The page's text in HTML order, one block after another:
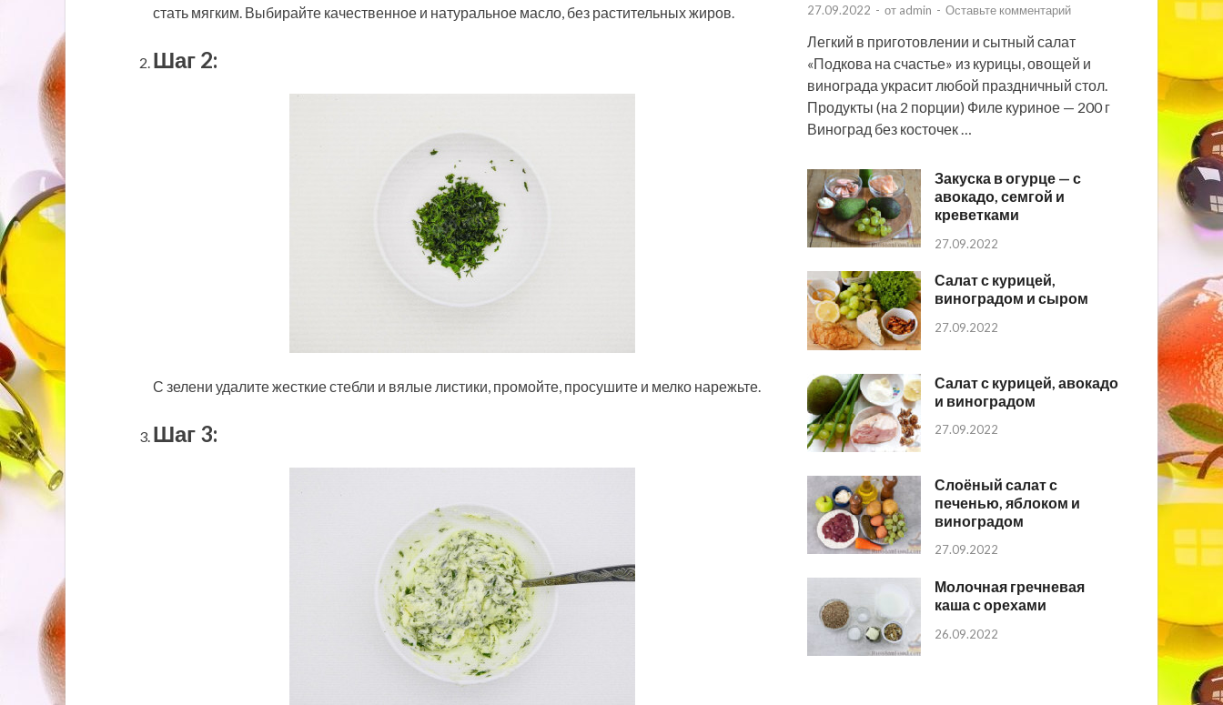
стать мягким. Выбирайте качественное и натуральное масло, без растительных жиров.
Шаг 2:
С зелени удалите жесткие стебли и вялые листики, промойте, просушите и мелко нарежьте.
Шаг 3:
27.09.2022 - от admin - Оставьте комментарий
Легкий в приготовлении и сытный салат
«Подкова на счастье» из курицы, овощей и
винограда украсит любой праздничный стол.
Продукты (на 2 порции) Филе куриное — 200 г
Виноград без косточек …
Закуска в огурце — с
авокадо, семгой и
креветками
27.09.2022
Салат с курицей,
виноградом и сыром
27.09.2022
Салат с курицей, авокадо
и виноградом
27.09.2022
Слоёный салат с
печенью, яблоком и
виноградом
27.09.2022
Молочная гречневая
каша с орехами
26.09.2022